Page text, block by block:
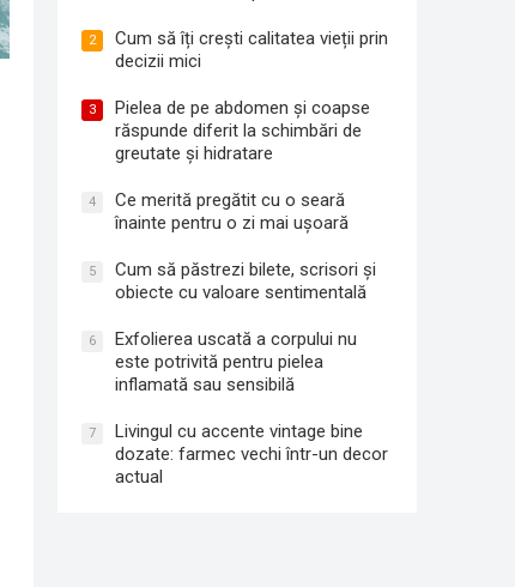
2
Cum să îți crești calitatea vieții prin
decizii mici
3
Pielea de pe abdomen și coapse
răspunde diferit la schimbări de
greutate și hidratare
4
Ce merită pregătit cu o seară
înainte pentru o zi mai ușoară
5
Cum să păstrezi bilete, scrisori și
obiecte cu valoare sentimentală
6
Exfolierea uscată a corpului nu
este potrivită pentru pielea
inflamată sau sensibilă
7
Livingul cu accente vintage bine
dozate: farmec vechi într-un decor
actual